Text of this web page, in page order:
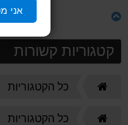
אני
קטגוריות קשורות
כל הקטגוריות
כל הקטגוריות